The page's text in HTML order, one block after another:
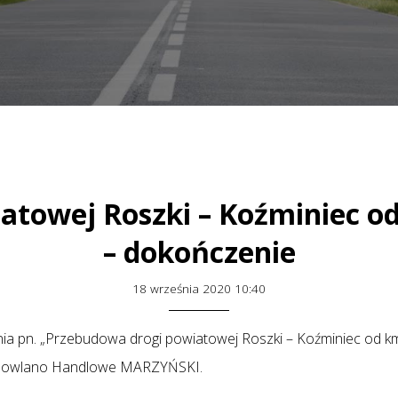
Roszki – Koźminiec
– dokończenie
18 września 2020 10:40
pn. „Przebudowa drogi powiatowej Roszki – Koźminiec od
Handlowe MARZYŃSKI.